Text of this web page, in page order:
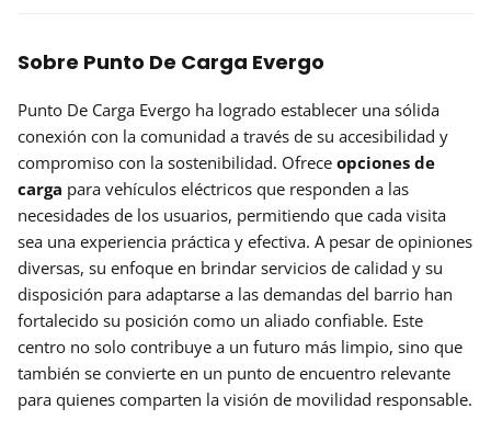
Sobre Punto De Carga Evergo
Punto De Carga Evergo ha logrado establecer una sólida
conexión con la comunidad a través de su accesibilidad y
compromiso con la sostenibilidad. Ofrece opciones de
carga para vehículos eléctricos que responden a las
necesidades de los usuarios, permitiendo que cada visita
sea una experiencia práctica y efectiva. A pesar de opiniones
diversas, su enfoque en brindar servicios de calidad y su
disposición para adaptarse a las demandas del barrio han
fortalecido su posición como un aliado confiable. Este
centro no solo contribuye a un futuro más limpio, sino que
también se convierte en un punto de encuentro relevante
para quienes comparten la visión de movilidad responsable.